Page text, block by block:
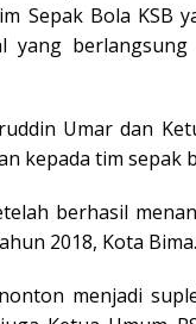
Sepak Bola KSB
yang
Umar dan
kepada tim sepak
berhasil
2018, Kota Bima.
menjadi